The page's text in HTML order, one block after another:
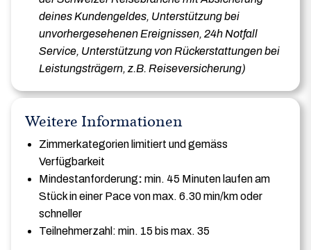
deines Kundengeldes, Unterstützung bei
unvorhergesehenen Ereignissen, 24h Notfall
Service, Unterstützung von Rückerstattungen bei
Leistungsträgern, z.B. Reiseversicherung)
Weitere Informationen
Zimmerkategorien limitiert und gemäss
Verfügbarkeit
Mindestanforderung: min. 45 Minuten laufen am
Stück in einer Pace von max. 6.30 min/km oder
schneller
Teilnehmerzahl: min. 15 bis max. 35